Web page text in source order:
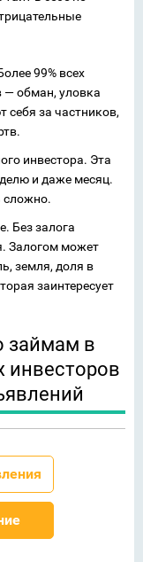
99% всех
— обман, уловка
за частников,
инвестора. Эта
и даже месяц.
сложно.
Без залога
Залогом может
земля, доля в
заинтересует
займам в
инвесторов